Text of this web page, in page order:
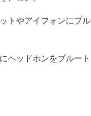
トやアイフォンにブル
ヘッドホンをブルート